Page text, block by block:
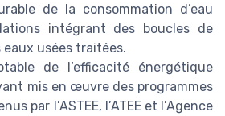
de la consommation d’eau
intégrant des boucles de
usées traitées.
de l’efficacité énergétique
mis en œuvre des programmes
par l’ASTEE, l’ATEE et l’Agence